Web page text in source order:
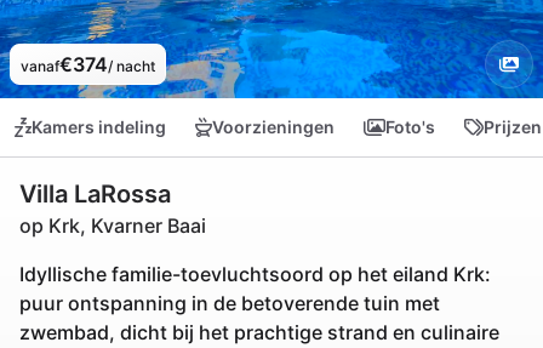
vanaf€374/ nacht
Kamers indeling Voorzieningen Foto's
Villa LaRossa
op Krk, Kvarner Baai
Idyllische familie-toevluchtsoord op het eiland Krk:
puur ontspanning in de betoverende tuin met
zwembad, dicht bij het prachtige strand en culinaire